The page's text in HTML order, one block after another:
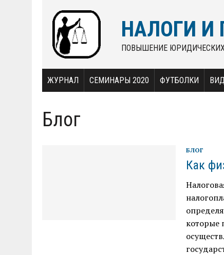
НАЛОГИ И
ПОВЫШЕНИЕ
ЖУРНАЛ СЕМИНАРЫ 2020 ФУТБОЛКИ
Блог
БЛОГ
Как
которые